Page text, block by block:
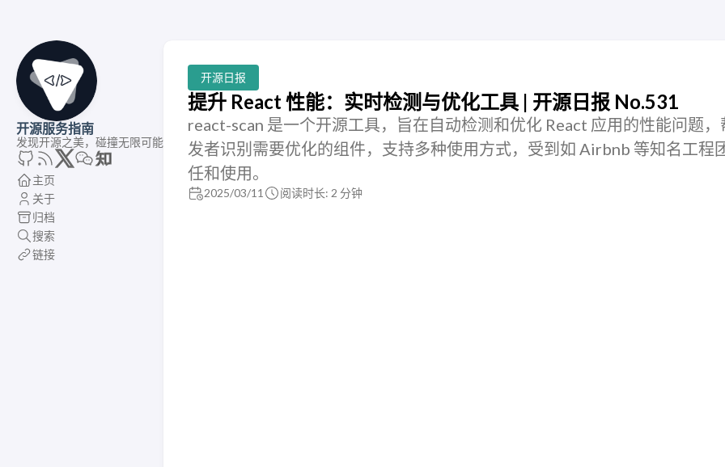
开源服务指南
发现开源之美，碰撞无限可能
主页
关于
归档
搜索
链接
开源日报
提升 React 性能：实时检测与优化工具 | 开源日报 No.531
react-scan 是一个开源工具，旨在自动检测和优化 React 应用的性能问题，
发者识别需要优化的组件，支持多种使用方式，受到如 Airbnb 等知名工程
任和使用。
2025/03/11 阅读时长: 2 分钟